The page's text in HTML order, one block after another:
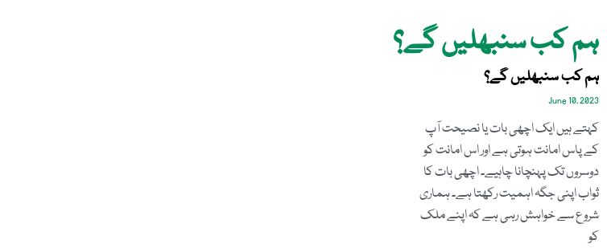
ہم کب سنبھلیں گے؟
ہم کب سنبھلیں گے؟
June 10, 2023
کہتے ہیں ایک اچھی بات یا نصیحت آپ
کے پاس امانت ہوتی ہے اور اس امانت کو
دوسروں تک پہنچانا چاہیے۔ اچھی بات کا
ثواب اپنی جگہ اہمیت رکھتا ہے۔ ہماری
شروع سے خواہش رہی ہے کہ اپنے ملک
کو